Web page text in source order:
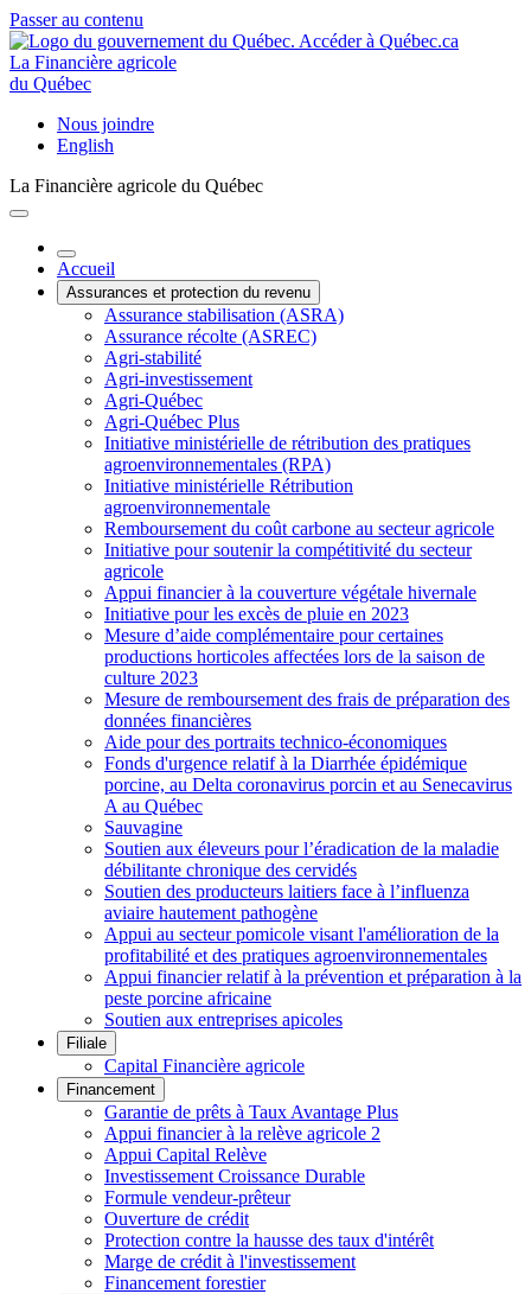
Passer au contenu
La Financière agricole
du Québec
Nous joindre
English
La Financière agricole du Québec
Accueil
Assurances et protection du revenu
Assurance stabilisation (ASRA)
Assurance récolte (ASREC)
Agri-stabilité
Agri-investissement
Agri-Québec
Agri-Québec Plus
Initiative ministérielle de rétribution des pratiques
agroenvironnementales (RPA)
Initiative ministérielle Rétribution
agroenvironnementale
Remboursement du coût carbone au secteur agricole
Initiative pour soutenir la compétitivité du secteur
agricole
Appui financier à la couverture végétale hivernale
Initiative pour les excès de pluie en 2023
Mesure d’aide complémentaire pour certaines
productions horticoles affectées lors de la saison de
culture 2023
Mesure de remboursement des frais de préparation des
données financières
Aide pour des portraits technico-économiques
Fonds d'urgence relatif à la Diarrhée épidémique
porcine, au Delta coronavirus porcin et au Senecavirus
A au Québec
Sauvagine
Soutien aux éleveurs pour l’éradication de la maladie
débilitante chronique des cervidés
Soutien des producteurs laitiers face à l’influenza
aviaire hautement pathogène
Appui au secteur pomicole visant l'amélioration de la
profitabilité et des pratiques agroenvironnementales
Appui financier relatif à la prévention et préparation à la
peste porcine africaine
Soutien aux entreprises apicoles
Filiale
Capital Financière agricole
Financement
Garantie de prêts à Taux Avantage Plus
Appui financier à la relève agricole 2
Appui Capital Relève
Investissement Croissance Durable
Formule vendeur-prêteur
Ouverture de crédit
Protection contre la hausse des taux d'intérêt
Marge de crédit à l'investissement
Financement forestier